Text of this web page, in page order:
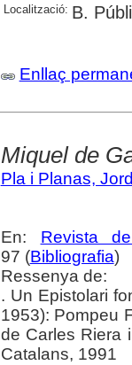
Localització: B.
Enllaç
Miquel de
Pla i Planas,
En: Revista
97 (Bibliografia)
Ressenya de:
. Un Epistolari
1953): Pompeu
de Carles Riera
Catalans, 1991